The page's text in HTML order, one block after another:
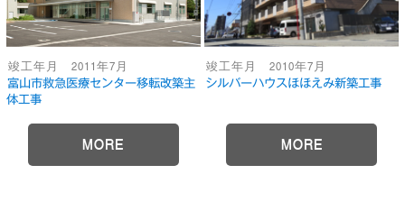
竣工年月 2011年7月
富山市救急医療センター移転改築主
体工事
MORE
竣工年月 2010年7月
シルバーハウスほほえみ新築工事
MORE